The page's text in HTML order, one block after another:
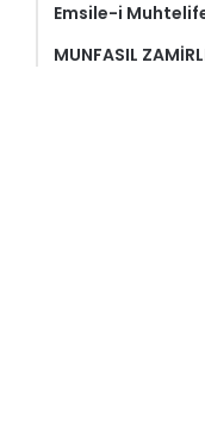
Emsile-i
MUNFASIL